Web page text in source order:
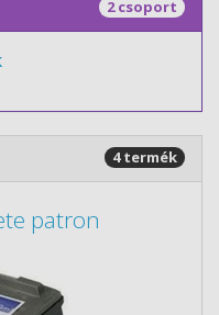
2 csoport
4 termék
patron